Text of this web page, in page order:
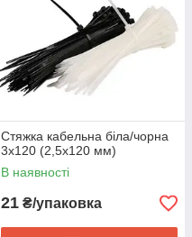
Стяжка кабельна біла/чорна
3х120 (2,5х120 мм)
В наявності
21 ₴/упаковка